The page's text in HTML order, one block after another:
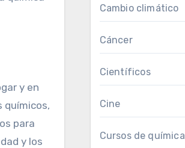
y en
químicos,
para
y los
Cambio climático
Cáncer
Científicos
Cine
Cursos de química